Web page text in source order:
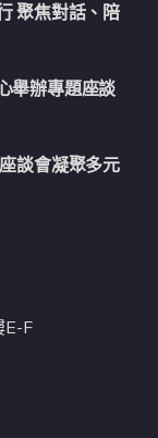
聚焦對話、陪
舉辦專題座談
談會凝聚多元
F